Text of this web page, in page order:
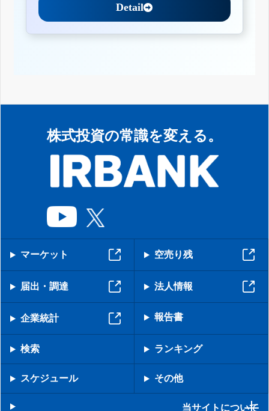
Detail
株式投資の常識を変える。
マーケット 空売り残
届出・調達 法人情報
企業統計 報告書
検索 ランキング
スケジュール その他
当サイトについて